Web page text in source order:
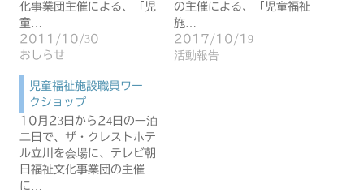
化事業団主催による、「児
童…
2011/10/30
おしらせ
の主催による、「児童福祉
施…
2017/10/19
活動報告
児童福祉施設職員ワー
クショップ
10月23日から24日の一泊
二日で、ザ・クレストホテ
ル立川を会場に、テレビ朝
日福祉文化事業団の主催
に…